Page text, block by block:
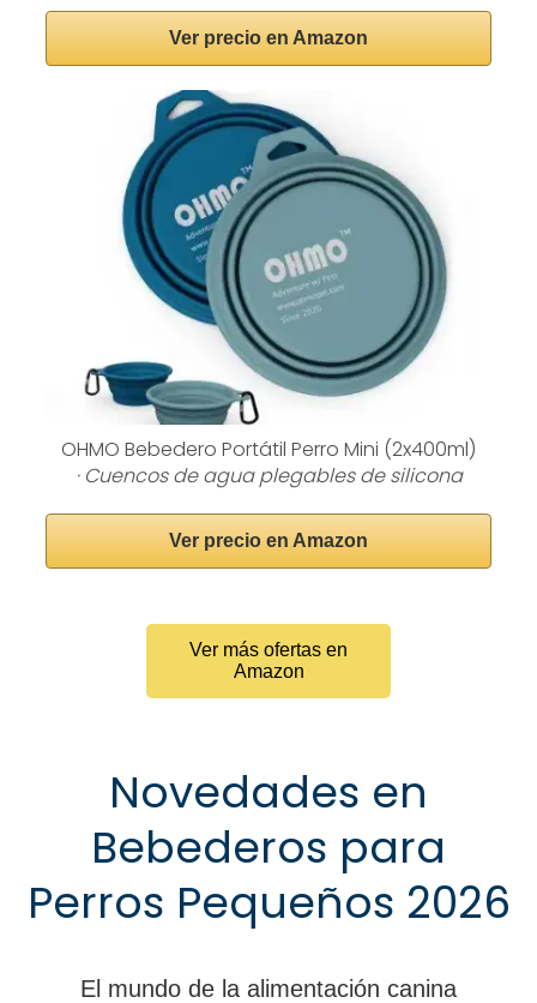
Ver precio en Amazon
OHMO Bebedero Portátil Perro Mini (2x400ml)
· Cuencos de agua plegables de silicona
Ver precio en Amazon
Ver más ofertas en
Amazon
Novedades en
Bebederos para
Perros Pequeños 2026
El mundo de la alimentación canina